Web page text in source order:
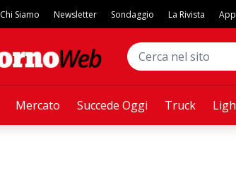
Mercato Succede Oggi Truck
Chi Siamo Newsletter Sondaggio La Rivista